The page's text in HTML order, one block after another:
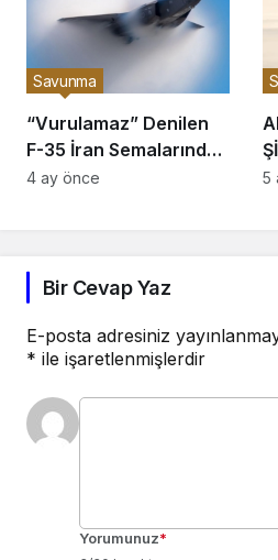
“Vurulamaz” Denilen
F-35 İran Semalarında
Nasıl Vuruldu?
Savunma
4 ay önce 5
Bir Cevap Yaz
E-posta adresiniz
* ile işaretlenmişlerdir
Yorumunuz*